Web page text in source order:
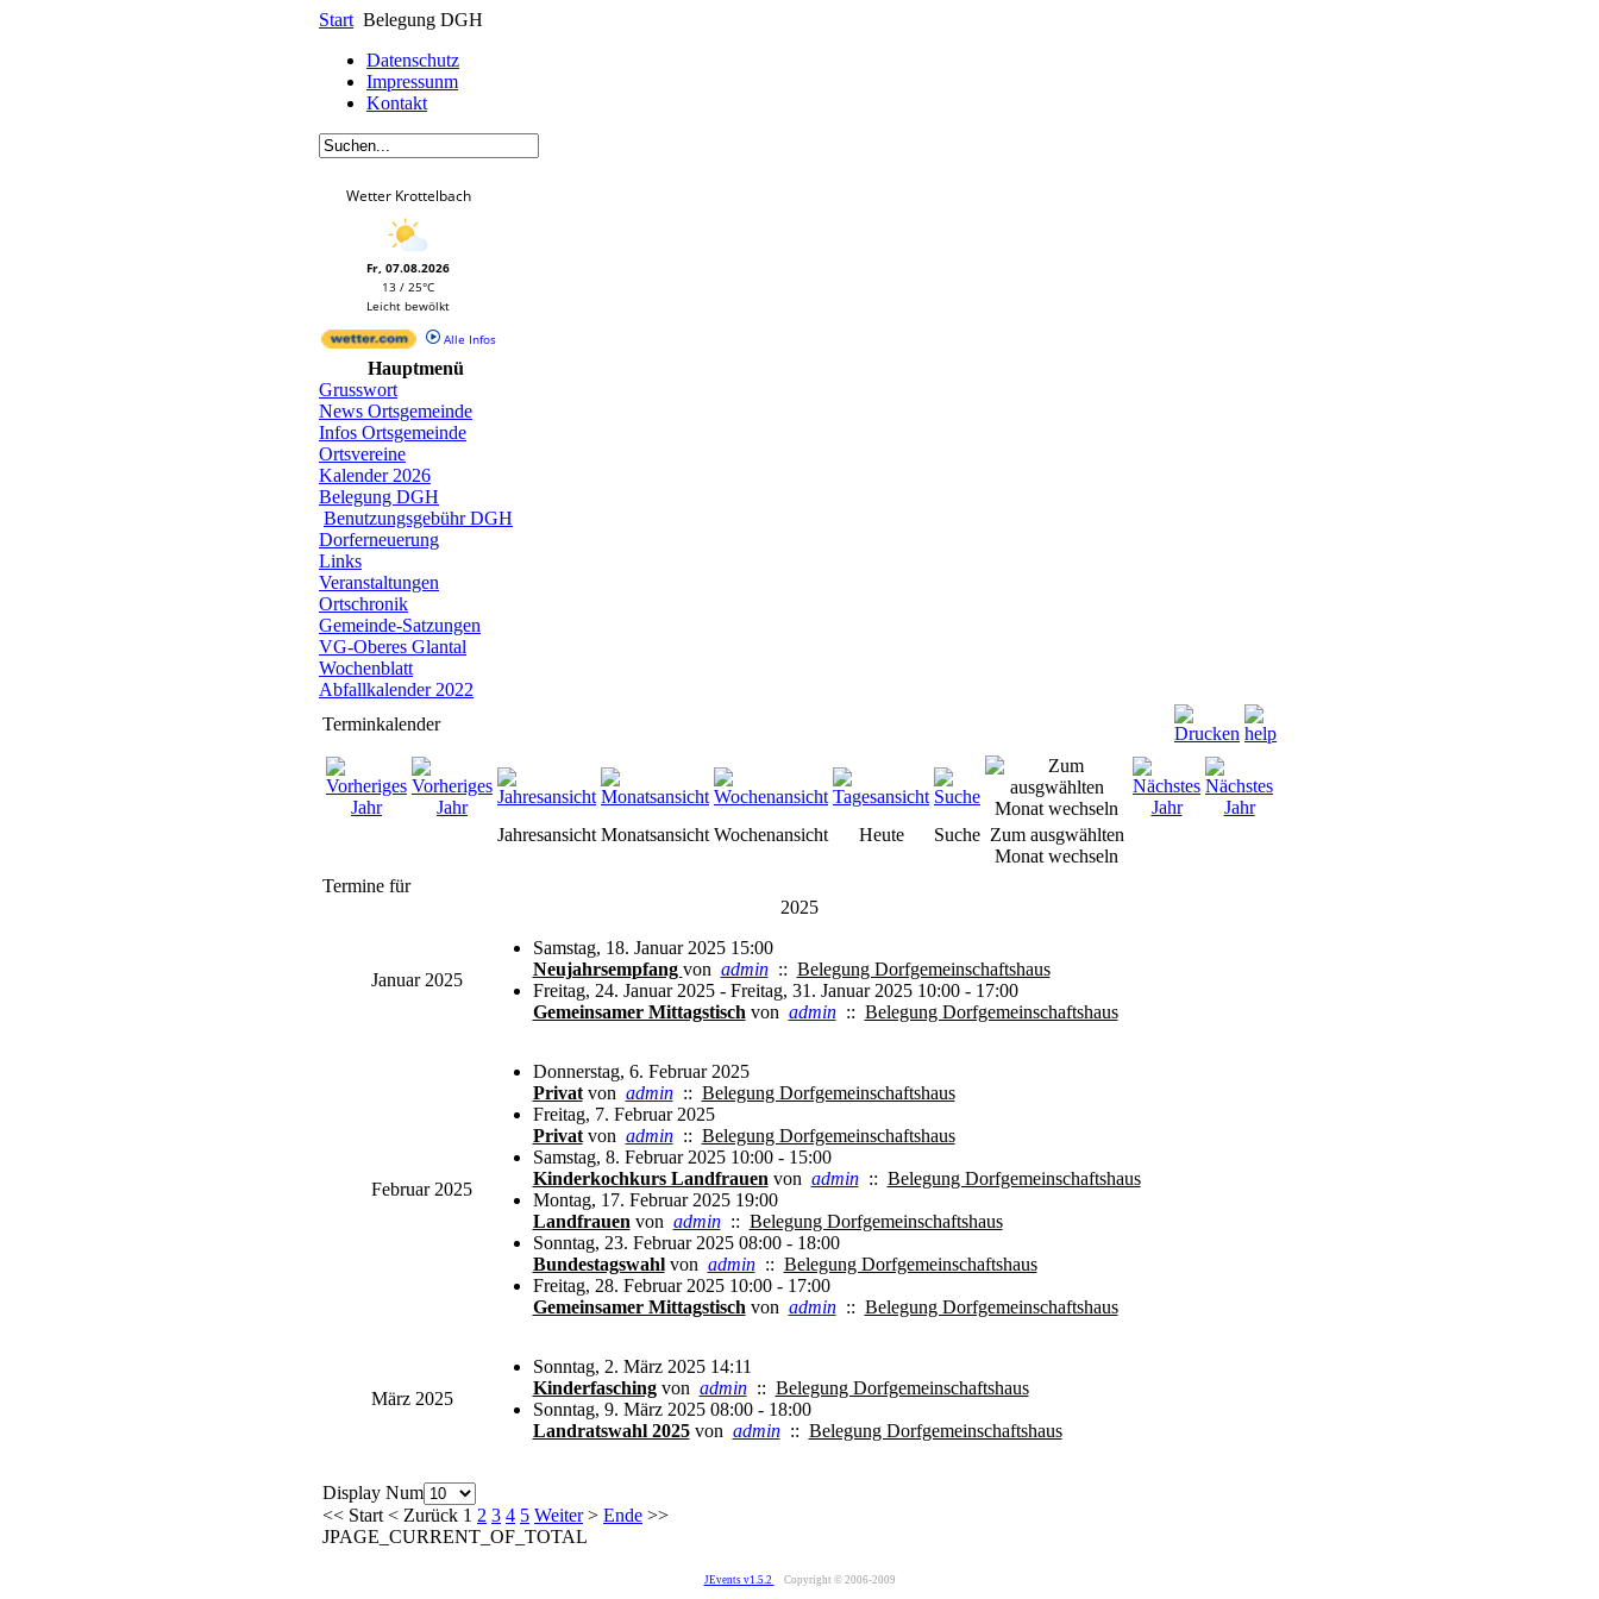
Start Belegung DGH
Datenschutz
Impressunm
Kontakt
Wetter Krottelbach
Fr, 07.08.2026
13 / 25°C
Leicht bewölkt
Alle Infos
Hauptmenü
Grusswort
News Ortsgemeinde
Infos Ortsgemeinde
Ortsvereine
Kalender 2026
Belegung DGH
Benutzungsgebühr DGH
Dorferneuerung
Links
Veranstaltungen
Ortschronik
Gemeinde-Satzungen
VG-Oberes Glantal
Wochenblatt
Abfallkalender 2022
Terminkalender
Jahresansicht Monatsansicht Wochenansicht Heute Suche Zum ausgwählten
Monat wechseln
Termine für
2025
Januar 2025
Samstag, 18. Januar 2025 15:00
Neujahrsempfang von admin:: Belegung Dorfgemeinschaftshaus
Freitag, 24. Januar 2025 - Freitag, 31. Januar 2025 10:00 - 17:00
Gemeinsamer Mittagstisch von admin:: Belegung Dorfgemeinschaftshaus
Februar 2025
Donnerstag, 6. Februar 2025
Privatvon admin:: Belegung Dorfgemeinschaftshaus
Freitag, 7. Februar 2025
Privatvon admin:: Belegung Dorfgemeinschaftshaus
Samstag, 8. Februar 2025 10:00 - 15:00
Kinderkochkurs Landfrauen von admin:: Belegung Dorfgemeinschaftshaus
Montag, 17. Februar 2025 19:00
Landfrauen von admin:: Belegung Dorfgemeinschaftshaus
Sonntag, 23. Februar 2025 08:00 - 18:00
Bundestagswahlvon admin:: Belegung Dorfgemeinschaftshaus
Freitag, 28. Februar 2025 10:00 - 17:00
Gemeinsamer Mittagstisch von admin:: Belegung Dorfgemeinschaftshaus
März 2025
Sonntag, 2. März 2025 14:11
Kinderfaschingvon admin:: Belegung Dorfgemeinschaftshaus
Sonntag, 9. März 2025 08:00 - 18:00
Landratswahl 2025von admin:: Belegung Dorfgemeinschaftshaus
Display Num
<< Start < Zurück 1 2 3 4 5 Weiter> Ende >>
JPAGE_CURRENT_OF_TOTAL
JEvents v1.5.2 Copyright © 2006-2009